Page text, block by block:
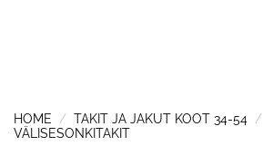
HOME / TAKIT JA JAKUT KOOT 34-54 /
VÄLISESONKITAKIT